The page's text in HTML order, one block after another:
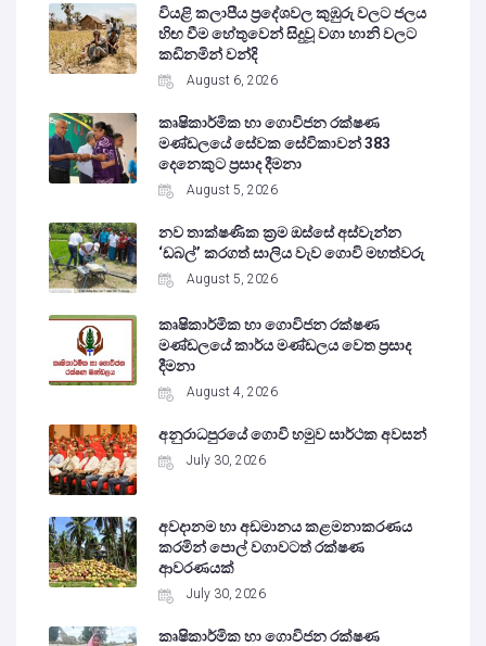
වියළි කලාපීය ප්‍රදේශවල කුඹුරු වලට ජලය
හිඟ වීම හේතුවෙන් සිදුවූ වගා හානි වලට
කඩිනමින් වන්දි
August 6, 2026
කෘෂිකාර්මික හා ගොවිජන රක්ෂණ
මණ්ඩලයේ සේවක සේවිකාවන් 383
දෙනෙකුට ප්‍රසාද දීමනා
August 5, 2026
නව තාක්ෂණික ක්‍රම ඔස්සේ අස්වැන්න
‘ඩබල්’ කරගත් සාලිය වැව ගොවි මහත්වරු
August 5, 2026
කෘෂිකාර්මික හා ගොවිජන රක්ෂණ
මණ්ඩලයේ කාර්ය මණ්ඩලය වෙත ප්‍රසාද
දීමනා
August 4, 2026
අනුරාධපුරයේ ගොවි හමුව සාර්ථක අවසන්
July 30, 2026
අවදානම හා අඩමානය කළමනාකරණය
කරමින් පොල් වගාවටත් රක්ෂණ
ආවරණයක්
July 30, 2026
කෘෂිකාර්මික හා ගොවිජන රක්ෂණ